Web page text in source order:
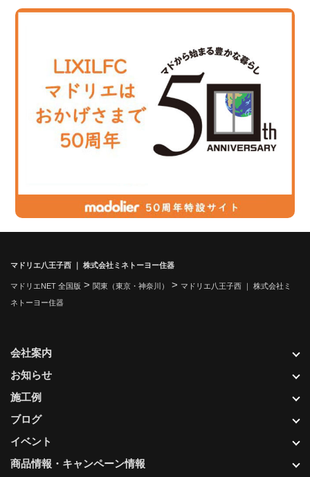
マドリエ八王子西 ｜ 株式会社ミネトーヨー住器
マドリエNET 全国版 > 関東（東京・神奈川） > マドリエ八王子西 ｜ 株式会社ミ
ネトーヨー住器
会社案内
お知らせ
施工例
ブログ
イベント
商品情報・キャンペーン情報